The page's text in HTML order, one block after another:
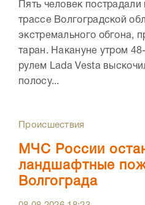
Пять человек
трассе Волгоградской
экстремального обгона,
таран. Накануне утром
рулем Lada Vesta
полосу...
Происшествия
МЧС России
ландшафтные
Волгограда